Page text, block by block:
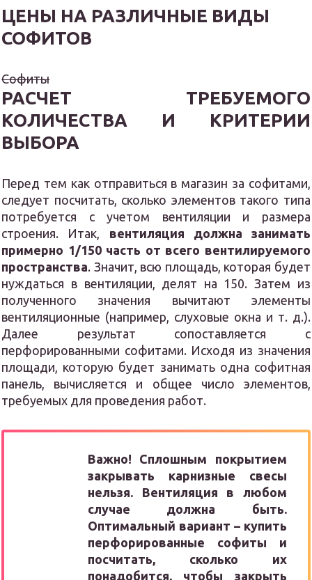
ЦЕНЫ НА РАЗЛИЧНЫЕ ВИДЫ
СОФИТОВ
Софиты
РАСЧЕТ ТРЕБУЕМОГО
КОЛИЧЕСТВА И КРИТЕРИИ
ВЫБОРА
Перед тем как отправиться в магазин за софитами,
следует посчитать, сколько элементов такого типа
потребуется с учетом вентиляции и размера
строения. Итак, вентиляция должна занимать
примерно 1/150 часть от всего вентилируемого
пространства. Значит, всю площадь, которая будет
нуждаться в вентиляции, делят на 150. Затем из
полученного значения вычитают элементы
вентиляционные (например, слуховые окна и т. д.).
Далее результат сопоставляется с
перфорированными софитами. Исходя из значения
площади, которую будет занимать одна софитная
панель, вычисляется и общее число элементов,
требуемых для проведения работ.
Важно! Сплошным покрытием
закрывать карнизные свесы
нельзя. Вентиляция в любом
случае должна быть.
Оптимальный вариант – купить
перфорированные софиты и
посчитать, сколько их
понадобится, чтобы закрыть